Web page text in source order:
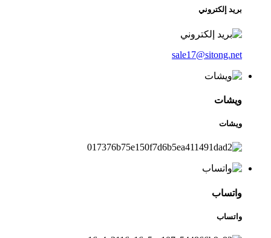
بريد إلكتروني
sale17@sitong.net
ويشات
ويشات
واتساب
واتساب